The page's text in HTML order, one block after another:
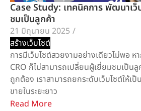
Case Study: เทคนิคการ พัฒนาเว็
ชมเป็นลูกค้า
21 มิถุนายน 2025 /
สร้างเว็บไซต์
การมีเว็บไซต์สวยงามอย่างเดียวไม่พอ ห
CRO ก็ไม่สามารถเปลี่ยนผู้เยี่ยมชมเป็น
ถูกต้อง เราสามารถยกระดับเว็บไซต์ให้เ
ขายในระยะยาว
Read More